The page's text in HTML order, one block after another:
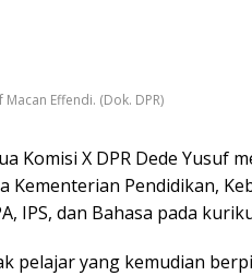
Macan Effendi. (Dok. DPR)
Komisi X DPR Dede Yusuf
Kementerian Pendidikan,
IPS, dan Bahasa pada
pelajar yang kemudian